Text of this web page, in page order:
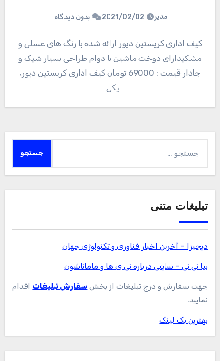
مدیر 2021/02/02 بدون دیدگاه
کیف اداری کریستین دیور ارائه شده با رنگ های عسلی و
مشکیدارای دوخت ماشین با دوام طراحی بسیار شیک و
جادار قیمت : 69000 تومان کیف اداری کریستین دیور،
یکی…
برای:
تبلیغات متنی
دیجیزا – آخرین اخبار فناوری و تکنولوژی جهان
بیا نی نی – سایتی درباره نی ی ها و ماماناشون
جهت سفارش و درج تبلیغات از بخش سفارش تبلیغات اقدام
نمایید.
بهترین بک لینک